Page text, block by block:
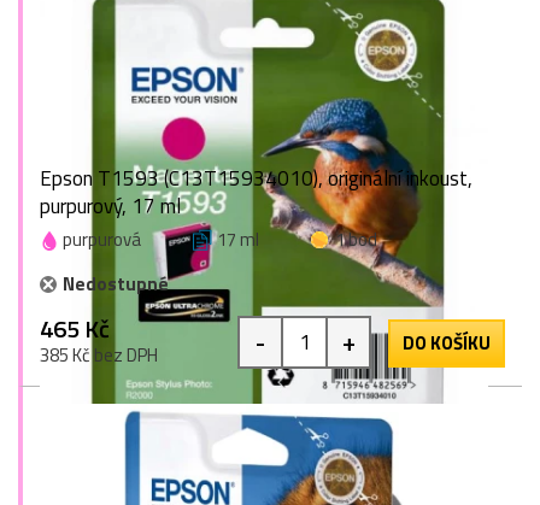
Epson T1593 (C13T15934010), originální inkoust,
purpurový, 17 ml
purpurová 17 ml
1 bod
Nedostupné
465 Kč
385 Kč bez DPH - + DO KOŠÍKU